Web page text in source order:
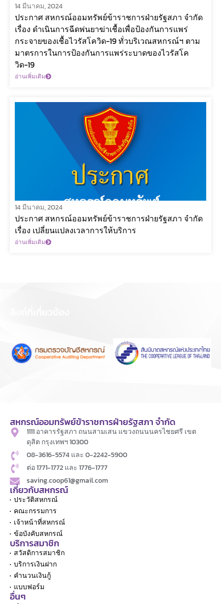
14 มีนาคม, 2024
ประกาศ สหกรณ์ออมทรัพย์ข้าราชการฝ่ายรัฐสภา จำกัด
เรื่อง ดำเนินการฉีดพ่นยาฆ่าเชื้อเพื่อป้องกันการแพร่
กระจายของเชื้อไวรัสโควิด-19 ทั่วบริเวณสหกรณ์ฯ ตาม
มาตรการในการป้องกันการแพร่ระบาดของไวรัสโค
วิด-19
อ่านเพิ่มเติม
14 มีนาคม, 2024
ประกาศ สหกรณ์ออมทรัพย์ข้าราชการฝ่ายรัฐสภา จำกัด
เรื่อง เปลี่ยนแปลงเวลาการให้บริการ
อ่านเพิ่มเติม
สหกรณ์ออมทรัพย์ข้าราชการฝ่ายรัฐสภา จำกัด
1111 อาคารรัฐสภา ถนนสามเสน แขวงถนนนครไชยศรี เขต
ดุสิต กรุงเทพฯ 10300
08-3616-5574 และ 0-2242-5900
ต่อ 1771-1772 และ 1776-1777
saving.coop61@gmail.com
เกี่ยวกับสหกรณ์
ประวัติสหกรณ์
คณะกรรมการ
เจ้าหน้าที่สหกรณ์
ข้อบังคับสหกรณ์
บริการสมาชิก
สวัสดิการสมาชิก
บริการเงินฝาก
คำนวนเงินกู้
แบบฟอร์ม
อื่นๆ